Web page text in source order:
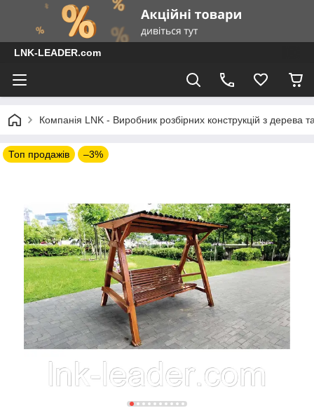
LNK-LEADER.com
Компанія LNK - Виробник розбірних конструкцій з дерева
Топ продажів –3%